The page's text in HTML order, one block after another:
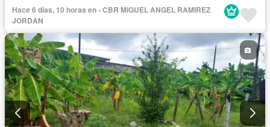
Hace 6 días, 10 horas en - CBR MIGUEL ANGEL RAMIREZ
JORDAN